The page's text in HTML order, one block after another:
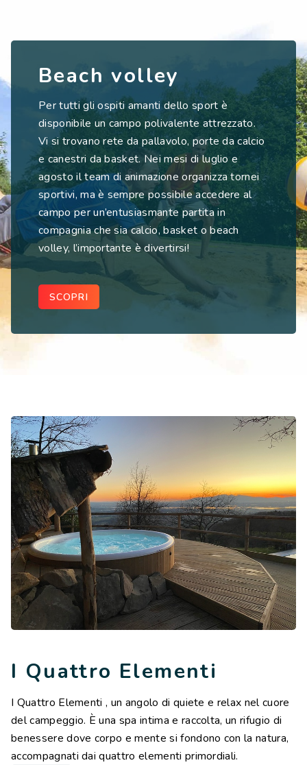
Beach volley
Per tutti gli ospiti amanti dello sport è
disponibile un campo polivalente attrezzato.
Vi si trovano rete da pallavolo, porte da calcio
e canestri da basket. Nei mesi di luglio e
agosto il team di animazione organizza tornei
sportivi, ma è sempre possibile accedere al
campo per un’entusiasmante partita in
compagnia che sia calcio, basket o beach
volley, l’importante è divertirsi!
SCOPRI
I Quattro Elementi
I Quattro Elementi , un angolo di quiete e relax nel cuore
del campeggio. È una spa intima e raccolta, un rifugio di
benessere dove corpo e mente si fondono con la natura,
accompagnati dai quattro elementi primordiali.